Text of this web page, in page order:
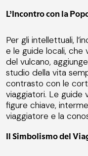
L’Incontro con la
Per gli intellettuali,
e le guide locali, che
del vulcano,
studio della vita
contrasto con le
viaggiatori. Le guide
figure chiave,
viaggiatore e la
Il Simbolismo del